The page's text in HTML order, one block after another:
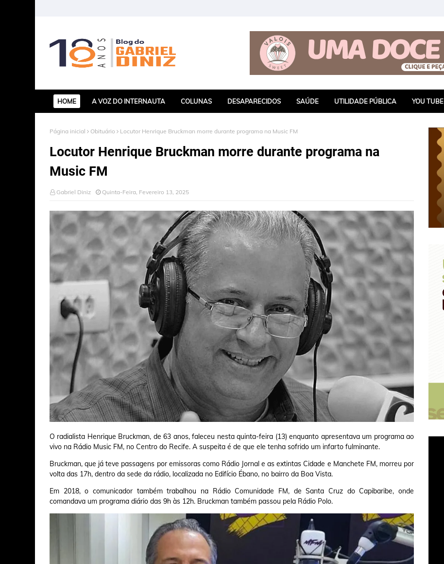
HOME A VOZ DO INTERNAUTA COLUNAS DESAPARECIDOS SAÚDE UTILIDADE PÚBLICA YOU TUBE
Página inicial Obituário Locutor Henrique Bruckman morre durante programa na Music FM
Locutor Henrique Bruckman morre durante programa na
Music FM
Gabriel Diniz Quinta-Feira, Fevereiro 13, 2025
O radialista Henrique Bruckman, de 63 anos, faleceu nesta quinta-feira (13) enquanto apresentava um programa ao
vivo na Rádio Music FM, no Centro do Recife. A suspeita é de que ele tenha sofrido um infarto fulminante.
Bruckman, que já teve passagens por emissoras como Rádio Jornal e as extintas Cidade e Manchete FM, morreu por
volta das 17h, dentro da sede da rádio, localizada no Edifício Ébano, no bairro da Boa Vista.
Em 2018, o comunicador também trabalhou na Rádio Comunidade FM, de Santa Cruz do Capibaribe, onde
comandava um programa diário das 9h às 12h. Bruckman também passou pela Rádio Polo.